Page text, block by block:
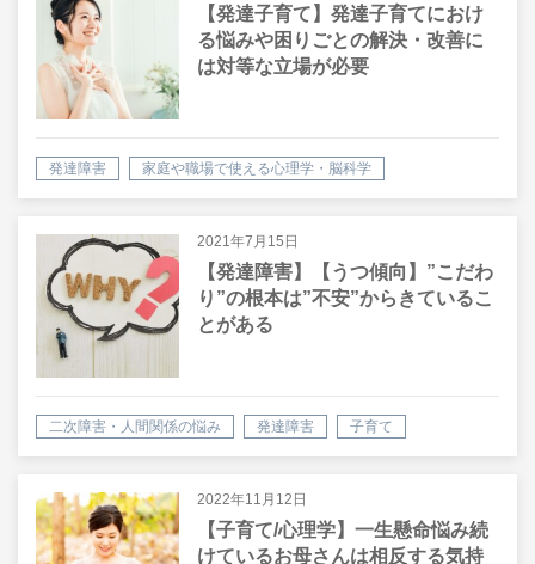
【発達子育て】発達子育てにおけ
る悩みや困りごとの解決・改善に
は対等な立場が必要
発達障害 家庭や職場で使える心理学・脳科学
2021年7月15日
【発達障害】【うつ傾向】”こだわ
り”の根本は”不安”からきているこ
とがある
二次障害・人間関係の悩み 発達障害 子育て
2022年11月12日
【子育て/心理学】一生懸命悩み続
けているお母さんは相反する気持